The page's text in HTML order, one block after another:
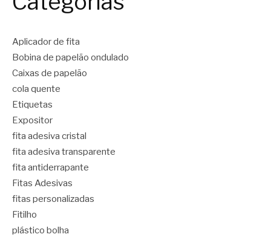
Aplicador de fita
Bobina de papelão ondulado
Caixas de papelão
cola quente
Etiquetas
Expositor
fita adesiva cristal
fita adesiva transparente
fita antiderrapante
Fitas Adesivas
fitas personalizadas
Fitilho
plástico bolha